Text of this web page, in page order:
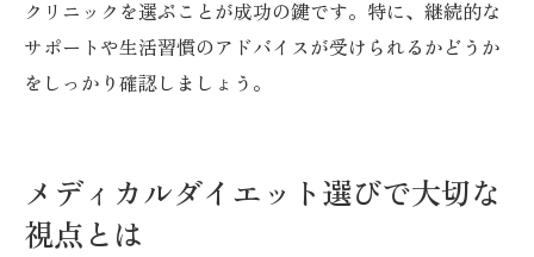
クリニックを選ぶことが成功の鍵です。特に、継続的な
サポートや生活習慣のアドバイスが受けられるかどうか
をしっかり確認しましょう。
メディカルダイエット選びで大切な
視点とは